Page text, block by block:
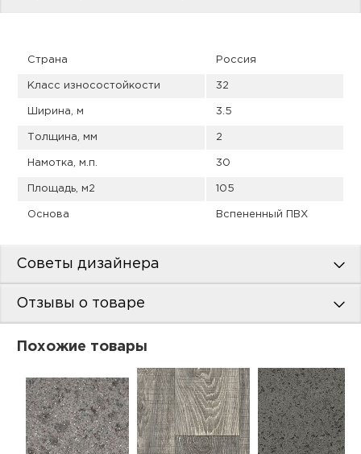
Страна Россия
Класс износостойкости 32
Ширина, м 3.5
Толщина, мм 2
Намотка, м.п. 30
Площадь, м2 105
Основа Вспененный ПВХ
Советы дизайнера
Отзывы о товаре
Похожие товары